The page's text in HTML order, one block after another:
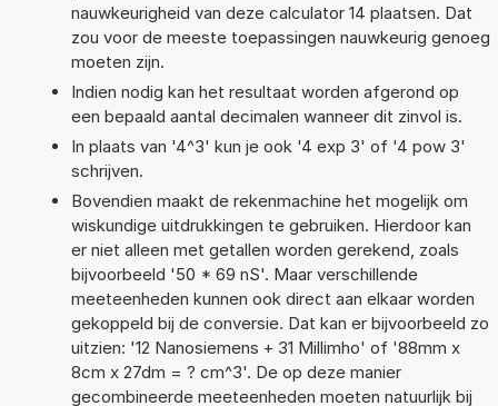
nauwkeurigheid van deze calculator 14 plaatsen. Dat
zou voor de meeste toepassingen nauwkeurig genoeg
moeten zijn.
Indien nodig kan het resultaat worden afgerond op
een bepaald aantal decimalen wanneer dit zinvol is.
In plaats van '4^3' kun je ook '4 exp 3' of '4 pow 3'
schrijven.
Bovendien maakt de rekenmachine het mogelijk om
wiskundige uitdrukkingen te gebruiken. Hierdoor kan
er niet alleen met getallen worden gerekend, zoals
bijvoorbeeld '50 * 69 nS'. Maar verschillende
meeteenheden kunnen ook direct aan elkaar worden
gekoppeld bij de conversie. Dat kan er bijvoorbeeld zo
uitzien: '12 Nanosiemens + 31 Millimho' of '88mm x
8cm x 27dm = ? cm^3'. De op deze manier
gecombineerde meeteenheden moeten natuurlijk bij